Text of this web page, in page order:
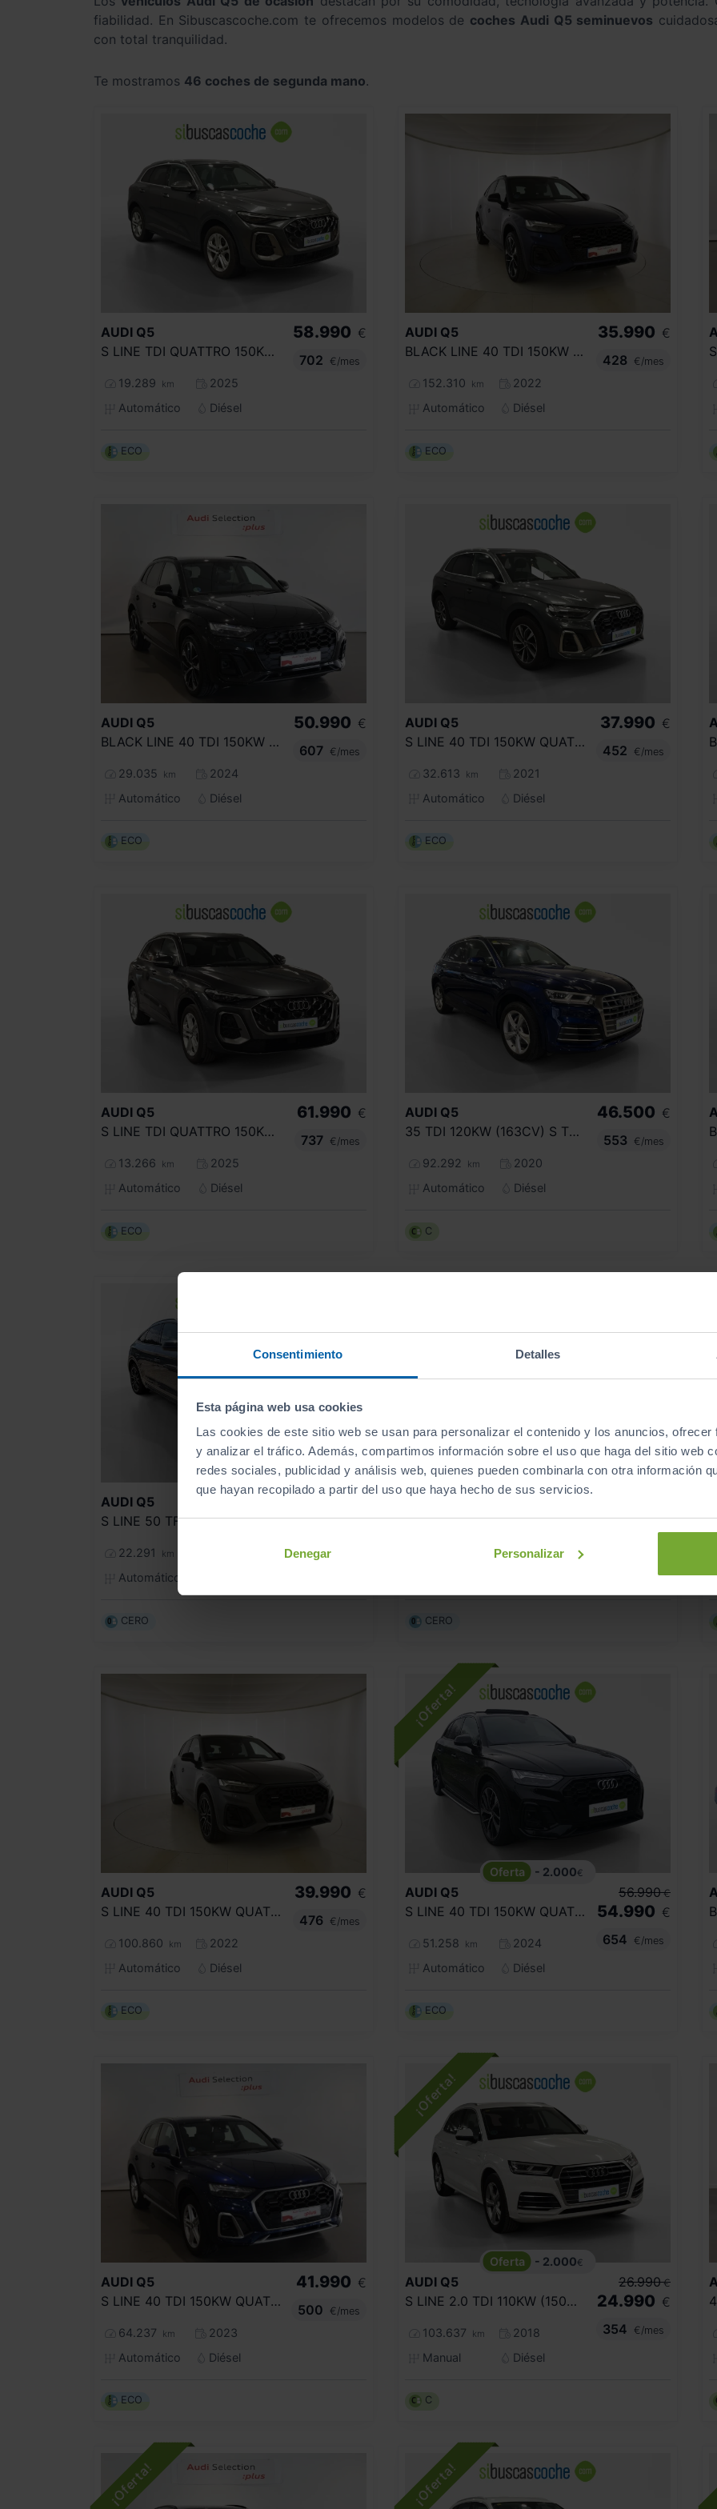
Consentimiento Detalles
Esta página web usa cookies
Las cookies de este sitio web se usan para personalizar el contenido y los anuncios,
y analizar el tráfico. Además, compartimos información sobre el uso que haga del sitio web
redes sociales, publicidad y análisis web, quienes pueden combinarla con otra información
que hayan recopilado a partir del uso que haya hecho de sus servicios.
Denegar Personalizar
fiabilidad. En Sibuscascoche.com te ofrecemos modelos de coches Audi Q5 seminuevos
con total tranquilidad.
Te mostramos 46 coches de segunda mano.
AUDI Q5
S LINE TDI QUATTRO 150KW S TRONIC
19.289 km
2025
Automático
Diésel
58.990 €
702
€/mes
ECO
AUDI Q5
BLACK LINE 40 TDI 150KW QUATTRO ULTRA
152.310 km
2022
Automático
Diésel
35.990 €
428
€/mes
ECO
AUDI Q5
BLACK LINE 40 TDI 150KW QUATTRO ULTRA
29.035 km
2024
Automático
Diésel
50.990 €
607
€/mes
ECO
AUDI Q5
S LINE 40 TDI 150KW QUATTRO ULTRA
32.613 km
2021
Automático
Diésel
37.990 €
452
€/mes
ECO
AUDI Q5
S LINE TDI QUATTRO 150KW S TRONIC
13.266 km
2025
Automático
Diésel
61.990 €
737
€/mes
ECO
AUDI Q5
35 TDI 120KW (163CV) S TRONIC
92.292 km
2020
Automático
Diésel
46.500 €
553
€/mes
C
AUDI Q5
S LINE 50 TFSI E QUATTRO ULTRA
22.291 km
Automático
51.990
CERO
ADVANCED 50 TFSI E QUATTRO ULTRA
2023
€/mes
CERO
AUDI Q5
S LINE 40 TDI 150KW QUATTRO ULTRA
100.860 km
2022
Automático
Diésel
39.990 €
476
€/mes
ECO
- 2.000€
AUDI Q5
S LINE 40 TDI 150KW QUATTRO ULTRA
51.258 km
2024
Automático
Diésel
56.990 €
54.990 €
654
€/mes
ECO
AUDI Q5
S LINE 40 TDI 150KW QUATTRO ULTRA
64.237 km
2023
Automático
Diésel
41.990 €
500
€/mes
ECO
- 2.000€
AUDI Q5
S LINE 2.0 TDI 110KW (150CV)
103.637 km
2018
Manual
Diésel
26.990 €
24.990 €
354
€/mes
C